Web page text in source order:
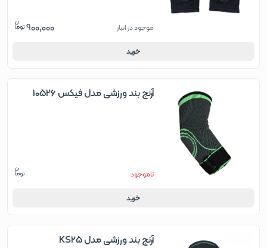
موجود در انبار 900,000
خرید
آرنج بند ورزشی مدل فیکس 10526
ناموجود
خرید
آرنج بند ورزشی مدل KS25